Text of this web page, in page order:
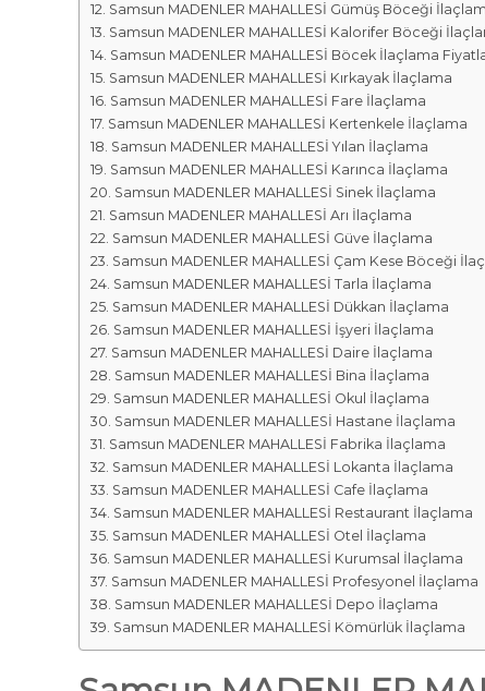
Samsun MADENLER MAHALLESİ Gümüş Böceği
Samsun MADENLER MAHALLESİ Kalorifer Böceği
Samsun MADENLER MAHALLESİ Böcek İlaçlama
Samsun MADENLER MAHALLESİ Kırkayak İlaçlama
Samsun MADENLER MAHALLESİ Fare İlaçlama
Samsun MADENLER MAHALLESİ Kertenkele İlaçlama
Samsun MADENLER MAHALLESİ Yılan İlaçlama
Samsun MADENLER MAHALLESİ Karınca İlaçlama
Samsun MADENLER MAHALLESİ Sinek İlaçlama
Samsun MADENLER MAHALLESİ Arı İlaçlama
Samsun MADENLER MAHALLESİ Güve İlaçlama
Samsun MADENLER MAHALLESİ Çam Kese Böceği
Samsun MADENLER MAHALLESİ Tarla İlaçlama
Samsun MADENLER MAHALLESİ Dükkan İlaçlama
Samsun MADENLER MAHALLESİ İşyeri İlaçlama
Samsun MADENLER MAHALLESİ Daire İlaçlama
Samsun MADENLER MAHALLESİ Bina İlaçlama
Samsun MADENLER MAHALLESİ Okul İlaçlama
Samsun MADENLER MAHALLESİ Hastane İlaçlama
Samsun MADENLER MAHALLESİ Fabrika İlaçlama
Samsun MADENLER MAHALLESİ Lokanta İlaçlama
Samsun MADENLER MAHALLESİ Cafe İlaçlama
Samsun MADENLER MAHALLESİ Restaurant İlaçlama
Samsun MADENLER MAHALLESİ Otel İlaçlama
Samsun MADENLER MAHALLESİ Kurumsal İlaçlama
Samsun MADENLER MAHALLESİ Profesyonel İlaçlama
Samsun MADENLER MAHALLESİ Depo İlaçlama
Samsun MADENLER MAHALLESİ Kömürlük İlaçlama